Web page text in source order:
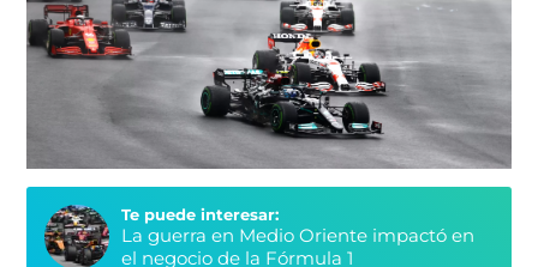
Te puede interesar:
La guerra en Medio Oriente impactó en
el negocio de la Fórmula 1